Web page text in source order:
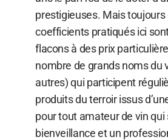
prestigieuses. Mais
coefficients pratiqués ici
flacons à des prix
nombre de grands noms du
autres) qui participent
produits du terroir issus
pour tout amateur de vin
bienveillance et un